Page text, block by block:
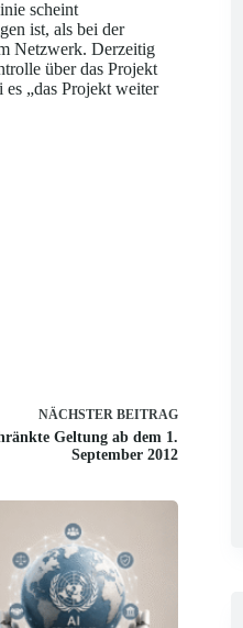
scheint
ist, als bei der
Netzwerk. Derzeitig
über das Projekt
„das Projekt weiter
NÄCHSTER BEITRAG
Geltung ab dem 1.
September 2012